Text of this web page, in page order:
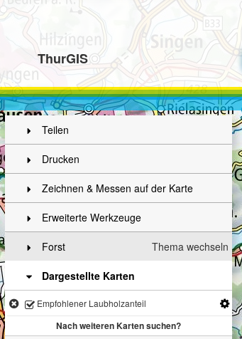
ThurGIS
Teilen
Drucken
Zeichnen & Messen auf der Karte
Erweiterte Werkzeuge
Thema wechseln
Forst
Dargestellte Karten
Empfohlener Laubholzanteil
Nach weiteren Karten suchen?